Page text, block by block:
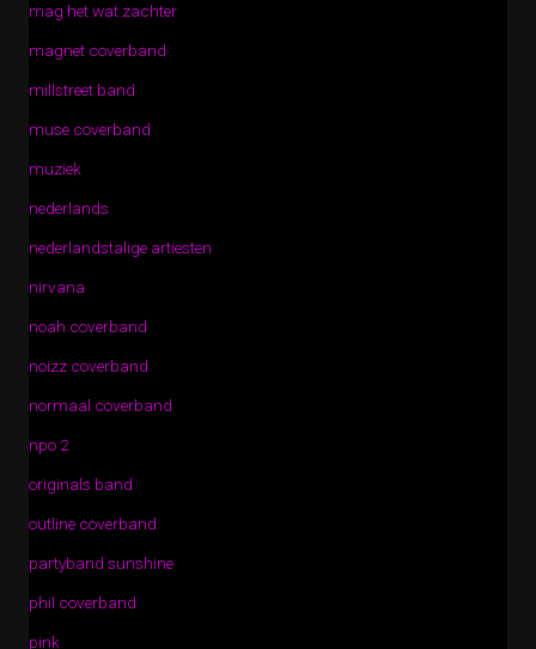
mag het wat zachter
magnet coverband
millstreet band
muse coverband
muziek
nederlands
nederlandstalige artiesten
nirvana
noah coverband
noizz coverband
normaal coverband
npo 2
originals band
outline coverband
partyband sunshine
phil coverband
pink